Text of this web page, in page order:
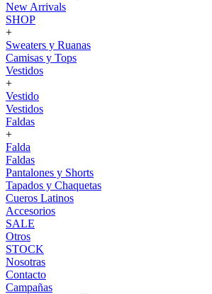
New Arrivals
SHOP
+
Sweaters y Ruanas
Camisas y Tops
Vestidos
+
Vestido
Vestidos
Faldas
+
Falda
Faldas
Pantalones y Shorts
Tapados y Chaquetas
Cueros Latinos
Accesorios
SALE
Otros
STOCK
Nosotras
Contacto
Campañas